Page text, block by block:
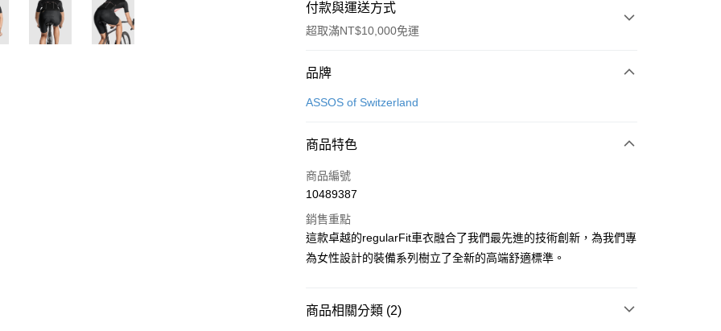
付款與運送方式
超取滿NT$10,000免運
付款方式
信用卡一次付款
運送方式
全家取貨付款
每筆NT$90
付款後全家取貨
7-11取貨付款
品牌
ASSOS of Switzerland
商品特色
商品編號
10489387
銷售重點
這款卓越的regularFit車衣融合了我們最先進的技術創新，為我們專
為女性設計的裝備系列樹立了全新的高端舒適標準。
商品相關分類 (2)